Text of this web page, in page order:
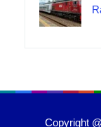
Copyright